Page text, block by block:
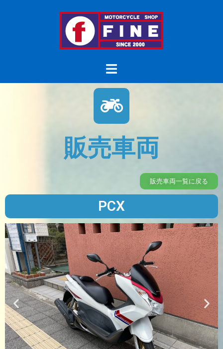
販売車両
販売車両一覧に戻る
PCX